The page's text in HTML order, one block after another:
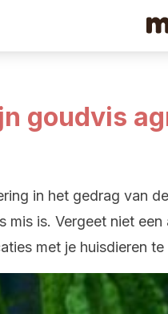
goudvis
in het gedrag van
mis is. Vergeet niet
met je huisdieren